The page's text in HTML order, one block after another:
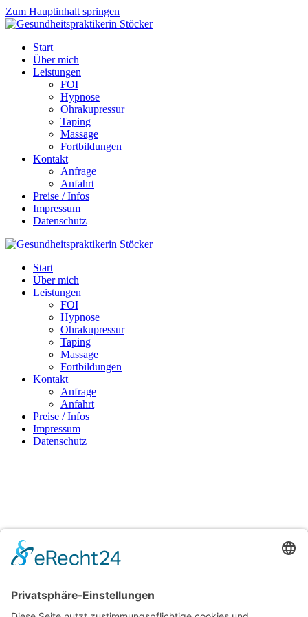
Zum Hauptinhalt springen
Start
Über mich
Leistungen
FOI
Hypnose
Ohrakupressur
Taping
Massage
Fortbildungen
Kontakt
Anfrage
Anfahrt
Preise / Infos
Impressum
Datenschutz
Start
Über mich
Leistungen
FOI
Hypnose
Ohrakupressur
Taping
Massage
Fortbildungen
Kontakt
Anfrage
Anfahrt
Preise / Infos
Impressum
Datenschutz